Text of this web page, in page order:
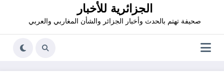
الجزائرية للأخبار
صحيفة تهتم بالحدث وأخبار الجزائر والشأن المغاربي والعربي